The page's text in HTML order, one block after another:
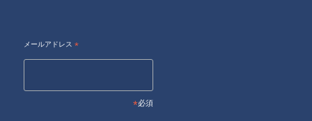
メールアドレス *
*必須